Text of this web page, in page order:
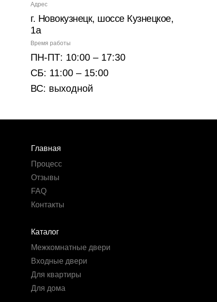
Время работы
ПН-ПТ: 10:00 – 17:30
СБ: 11:00 – 15:00
ВС: выходной
Адрес
г. Новокузнецк, шоссе Кузнецкое,
1а
Каталог
Межкомнатные двери
Входные двери
Для квартиры
Для дома
Главная
Процесс
Отзывы
FAQ
Контакты